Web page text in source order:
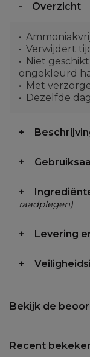
Overzicht
Verwijdert
Niet
ongekleurd
Met
Dezelfde
raadplegen)
Levering
Bekijk de
Recent